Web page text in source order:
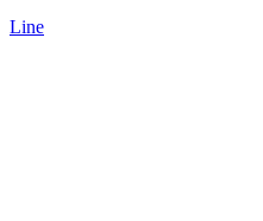
Line